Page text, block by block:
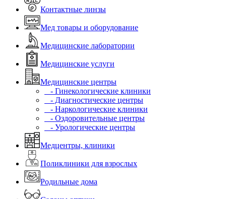
Контактные линзы
Мед товары и оборудование
Медицинские лаборатории
Медицинские услуги
Медицинские центры
- Гинекологические клиники
- Диагностические центры
- Наркологические клиники
- Оздоровительные центры
- Урологические центры
Медцентры, клиники
Поликлиники для взрослых
Родильные дома